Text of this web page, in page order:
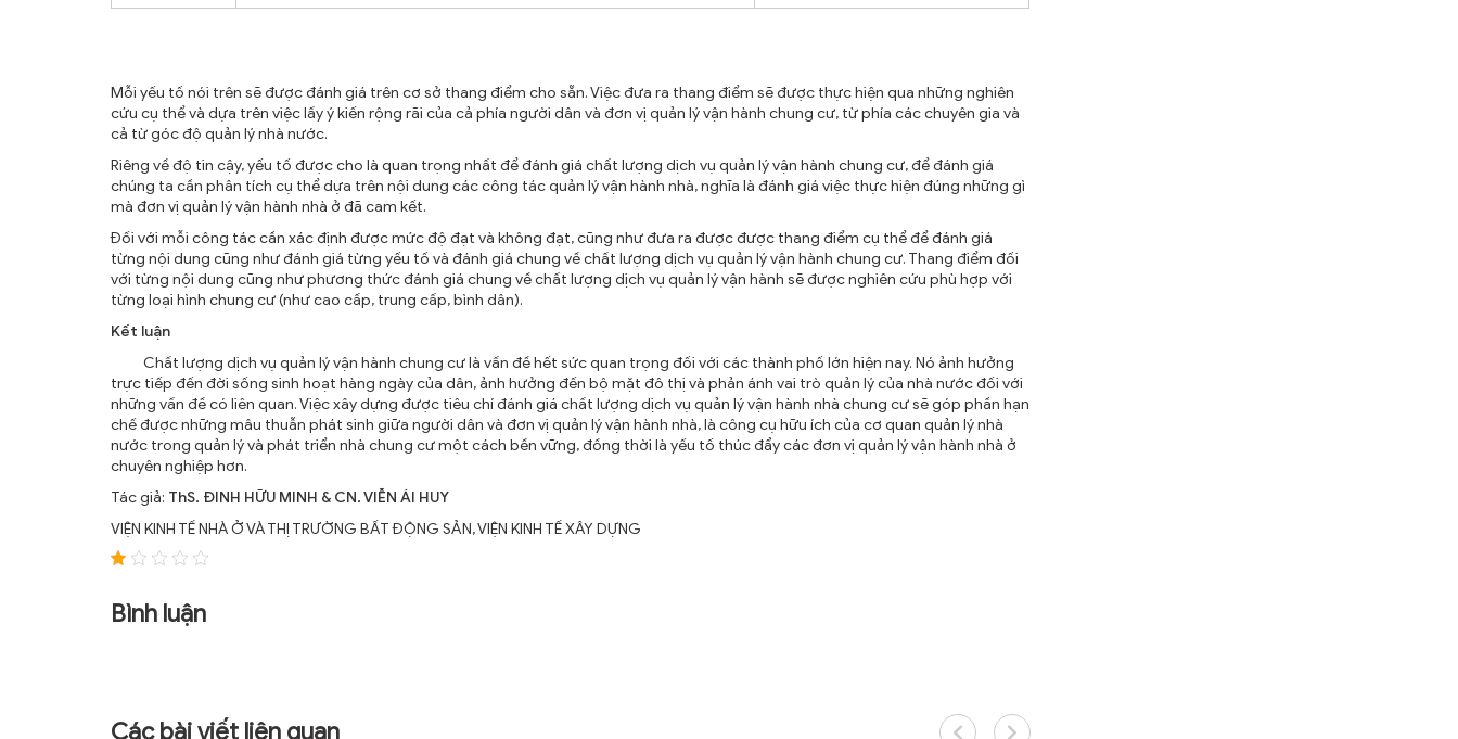
Mỗi yếu tố nói trên sẽ được đánh giá trên cơ sở thang điểm cho sẵn. Việc đưa ra thang điểm sẽ được thực hiện qua những nghiên
cứu cụ thể và dựa trên việc lấy ý kiến rộng rãi của cả phía người dân và đơn vị quản lý vận hành chung cư, từ phía các chuyên gia và
cả từ góc độ quản lý nhà nước.
Riêng về độ tin cậy, yếu tố được cho là quan trọng nhất để đánh giá chất lượng dịch vụ quản lý vận hành chung cư, để đánh giá
chúng ta cần phân tích cụ thể dựa trên nội dung các công tác quản lý vận hành nhà, nghĩa là đánh giá việc thực hiện đúng những gì
mà đơn vị quản lý vận hành nhà ở đã cam kết.
Đối với mỗi công tác cần xác định được mức độ đạt và không đạt, cũng như đưa ra được được thang điểm cụ thể để đánh giá
từng nội dung cũng như đánh giá từng yếu tố và đánh giá chung về chất lượng dịch vụ quản lý vận hành chung cư. Thang điểm đối
với từng nội dung cũng như phương thức đánh giá chung về chất lượng dịch vụ quản lý vận hành sẽ được nghiên cứu phù hợp với
từng loại hình chung cư (như cao cấp, trung cấp, bình dân).
Kết luận
Chất lượng dịch vụ quản lý vận hành chung cư là vấn đề hết sức quan trọng đối với các thành phố lớn hiện nay. Nó ảnh hưởng
trực tiếp đến đời sống sinh hoạt hàng ngày của dân, ảnh hưởng đến bộ mặt đô thị và phản ánh vai trò quản lý của nhà nước đối với
những vấn đề có liên quan. Việc xây dựng được tiêu chí đánh giá chất lượng dịch vụ quản lý vận hành nhà chung cư sẽ góp phần hạn
chế được những mâu thuẫn phát sinh giữa người dân và đơn vị quản lý vận hành nhà, là công cụ hữu ích của cơ quan quản lý nhà
nước trong quản lý và phát triển nhà chung cư một cách bền vững, đồng thời là yếu tố thúc đẩy các đơn vị quản lý vận hành nhà ở
chuyên nghiệp hơn.
Tác giả: ThS. ĐINH HỮU MINH & CN. VIỄN ÁI HUY
VIỆN KINH TẾ NHÀ Ở VÀ THỊ TRƯỜNG BẤT ĐỘNG SẢN, VIỆN KINH TẾ XÂY DỰNG
Bình luận
Các bài viết liên quan